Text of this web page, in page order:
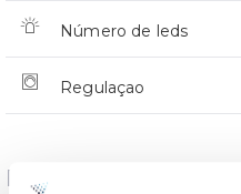
Número de leds
Regulaçao
Dimensões e